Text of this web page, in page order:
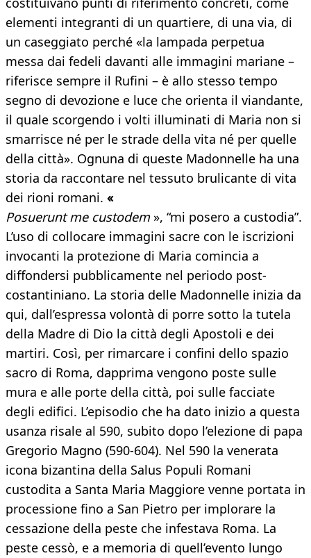
elementi integranti di un quartiere, di una via, di
un caseggiato perché «la lampada perpetua
messa dai fedeli davanti alle immagini mariane –
riferisce sempre il Rufini – è allo stesso tempo
segno di devozione e luce che orienta il viandante,
il quale scorgendo i volti illuminati di Maria non si
smarrisce né per le strade della vita né per quelle
della città». Ognuna di queste Madonnelle ha una
storia da raccontare nel tessuto brulicante di vita
dei rioni romani. «
Posuerunt me custodem», “mi posero a custodia”.
L’uso di collocare immagini sacre con le iscrizioni
invocanti la protezione di Maria comincia a
diffondersi pubblicamente nel periodo post-
costantiniano. La storia delle Madonnelle inizia da
qui, dall’espressa volontà di porre sotto la tutela
della Madre di Dio la città degli Apostoli e dei
martiri. Così, per rimarcare i confini dello spazio
sacro di Roma, dapprima vengono poste sulle
mura e alle porte della città, poi sulle facciate
degli edifici. L’episodio che ha dato inizio a questa
usanza risale al 590, subito dopo l’elezione di papa
Gregorio Magno (590-604). Nel 590 la venerata
icona bizantina della Salus Populi Romani
custodita a Santa Maria Maggiore venne portata in
processione fino a San Pietro per implorare la
cessazione della peste che infestava Roma. La
peste cessò, e a memoria di quell’evento lungo